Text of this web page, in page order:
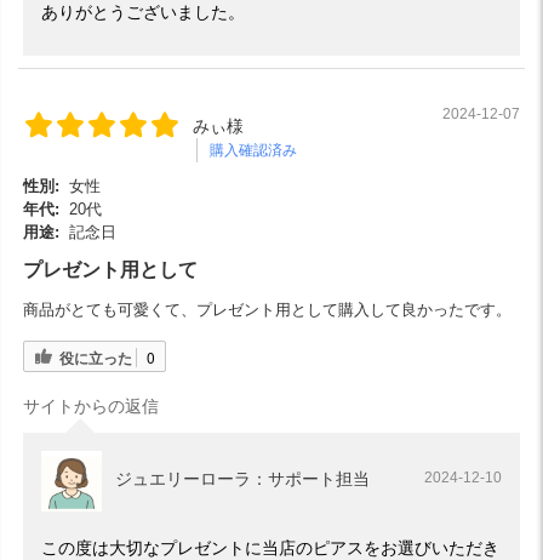
ありがとうございました。
みぃ様
購入確認済み
2024-12-07
性別: 女性
年代:
20代
用途: 記念日
プレゼント用として
商品がとても可愛くて、プレゼント用として購入して良かったです。
役に立った 0
サイトからの返信
ジュエリーローラ：サポート担当 2024-12-10
この度は大切なプレゼントに当店のピアスをお選びいただき